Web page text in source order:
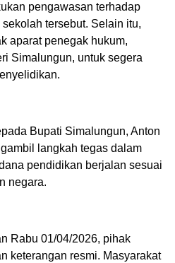
pengawasan terhadap
tersebut. Selain itu,
aparat penegak hukum,
Simalungun, untuk segera
Bupati Simalungun, Anton
langkah tegas dalam
pendidikan berjalan sesuai
negara.
Rabu 01/04/2026, pihak
keterangan resmi. Masyarakat